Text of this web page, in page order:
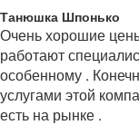
Танюшка Шпонько
Очень хорошие
работают
особенному .
услугами этой
есть на рынке .